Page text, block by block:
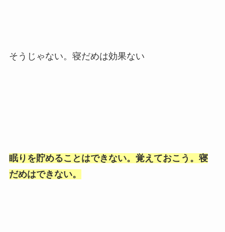
そうじゃない。寝だめは効果ない
眠りを貯めることはできない。覚えておこう。寝
だめはできない。